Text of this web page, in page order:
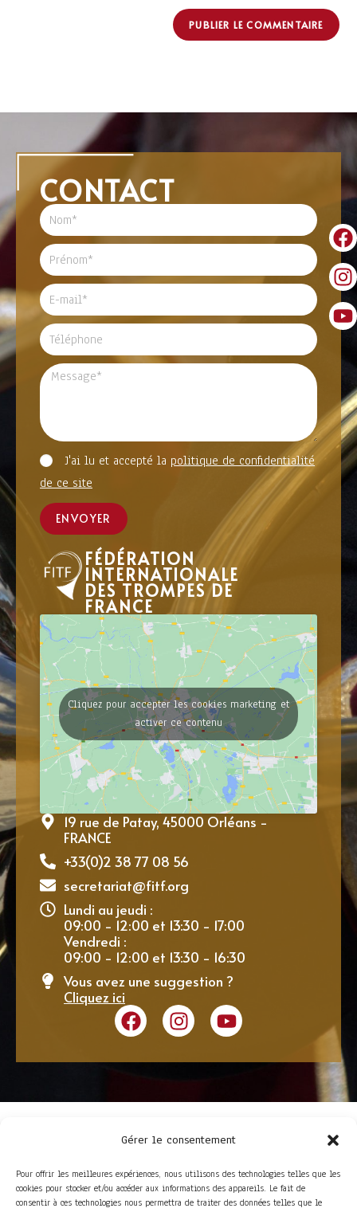
Gérer le consentement
Pour offrir les meilleures expériences, nous utilisons des technologies telles que les
cookies pour stocker et/ou accéder aux informations des appareils. Le fait de
consentir à ces technologies nous permettra de traiter des données telles que le
CONTACT
J'ai lu et accepté la politique de confidentialité
de ce site
ENVOYER
FÉDÉRATION
INTERNATIONALE
DES TROMPES DE
FRANCE
Cliquez pour accepter les cookies marketing et
activer ce contenu
19 rue de Patay, 45000 Orléans -
FRANCE
+33(0)2 38 77 08 56
secretariat@fitf.org
Lundi au jeudi :
09:00 - 12:00 et 13:30 - 17:00
Vendredi :
09:00 - 12:00 et 13:30 - 16:30
Vous avez une suggestion ?
Cliquez ici